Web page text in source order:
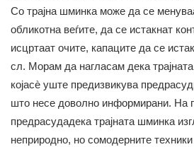
Со трајна шминка може да се
обликотна веѓите, да се истакнат
исцртаат очите, капаците да се
сл. Морам да нагласам дека
којасè уште предизвикува
што несе доволно информирани. На
предрасудадека трајната шминка
неприродно, но сомодерните